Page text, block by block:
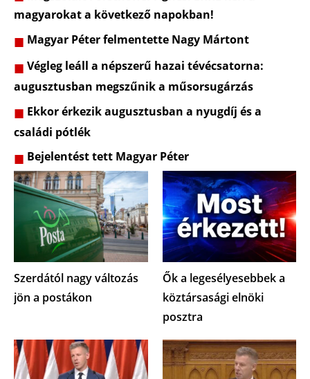
magyarokat a következő napokban!
Magyar Péter felmentette Nagy Mártont
Végleg leáll a népszerű hazai tévécsatorna:
augusztusban megszűnik a műsorsugárzás
Ekkor érkezik augusztusban a nyugdíj és a
családi pótlék
Bejelentést tett Magyar Péter
Szerdától nagy változás
jön a postákon
Ők a legesélyesebbek a
köztársasági elnöki
posztra